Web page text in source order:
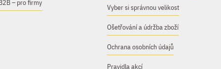
– pro firmy
Vyber si správnou velikost
Ošetřování a údržba zboží
Ochrana osobních údajů
Pravidla akcí